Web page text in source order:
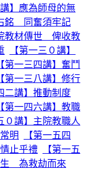
講】應為師母的無
銘 同奮須牢記
教材傳世 俾收教
【第一三０講】
【第一三四講】奮鬥
【第一三八講】修行
二講】推動制度
【第一四六講】教職
０講】主院教職人
明
【第一五四
止乎禮
【第一五
生 為救劫而來